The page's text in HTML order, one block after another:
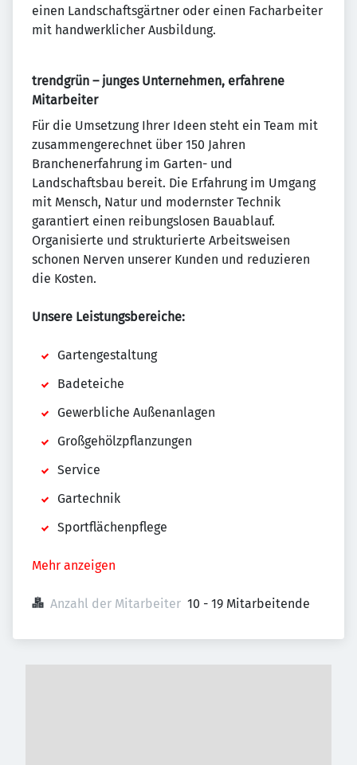
einen Landschaftsgärtner oder einen Facharbeiter
mit handwerklicher Ausbildung.
trendgrün – junges Unternehmen, erfahrene
Mitarbeiter
Für die Umsetzung Ihrer Ideen steht ein Team mit
zusammengerechnet über 150 Jahren
Branchenerfahrung im Garten- und
Landschaftsbau bereit. Die Erfahrung im Umgang
mit Mensch, Natur und modernster Technik
garantiert einen reibungslosen Bauablauf.
Organisierte und strukturierte Arbeitsweisen
schonen Nerven unserer Kunden und reduzieren
die Kosten.
Unsere Leistungsbereiche:
Gartengestaltung
Badeteiche
Gewerbliche Außenanlagen
Großgehölzpflanzungen
Service
Gartechnik
Sportflächenpflege
Mehr anzeigen
Anzahl der Mitarbeiter 10 - 19 Mitarbeitende